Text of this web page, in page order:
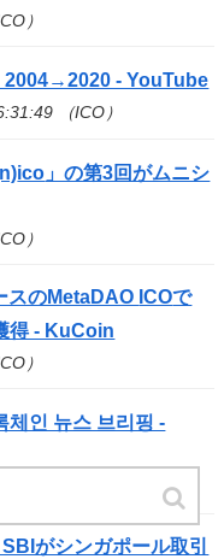
）
2004→2020 - YouTube
（ICO）
ico 」の第3回がムニシ
）
スのMetaDAO ICOで
得 - KuCoin
）
체인 뉴스 브리핑 -
）
がシンガポール取引